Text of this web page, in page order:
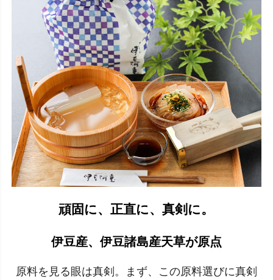
頑固に、正直に、真剣に。
伊豆産、伊豆諸島産天草が原点
原料を見る眼は真剣。まず、この原料選びに真剣